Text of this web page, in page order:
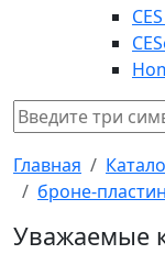
Главная
броне-
Уважаемые